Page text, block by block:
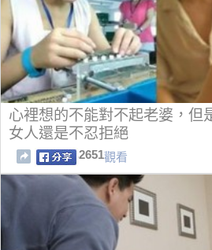
心裡想的不能對不起老婆，但
女人還是不忍拒絕
2651觀看